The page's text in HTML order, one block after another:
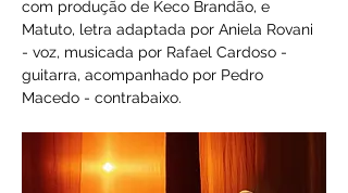
com produção de Keco Brandão, e
Matuto, letra adaptada por Aniela Rovani
- voz, musicada por Rafael Cardoso -
guitarra, acompanhado por Pedro
Macedo - contrabaixo.